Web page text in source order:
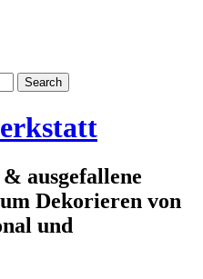
ausgefallene
Dekorieren von
und